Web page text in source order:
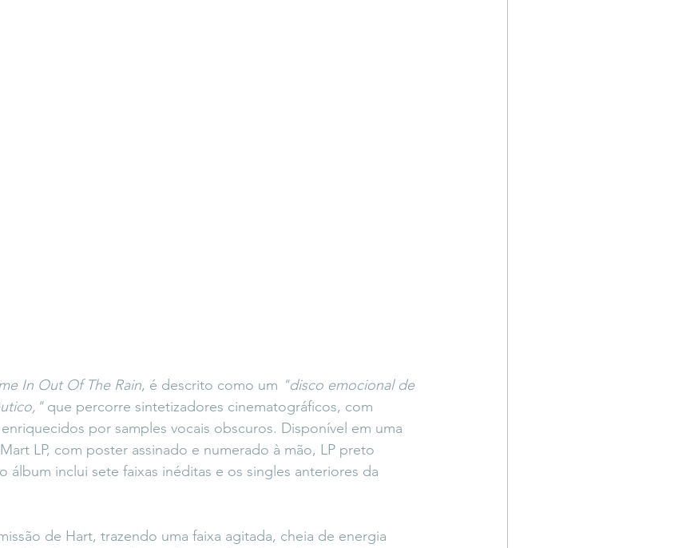
In Out Of The Rain, é descrito como um "disco emocional de
que percorre sintetizadores cinematográficos, com
por samples vocais obscuros. Disponível em uma
LP, com poster assinado e numerado à mão, LP preto
álbum inclui sete faixas inéditas e os singles anteriores da
de Hart, trazendo uma faixa agitada, cheia de energia